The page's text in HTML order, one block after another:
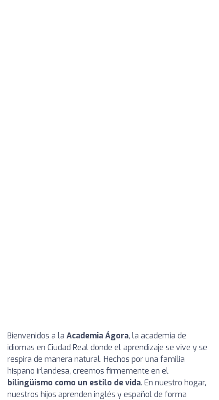
Bienvenidos a la Academia Ágora, la academia de
idiomas en Ciudad Real donde el aprendizaje se vive y se
respira de manera natural. Hechos por una familia
hispano irlandesa, creemos firmemente en el
bilingüismo como un estilo de vida. En nuestro hogar,
nuestros hijos aprenden inglés y español de forma